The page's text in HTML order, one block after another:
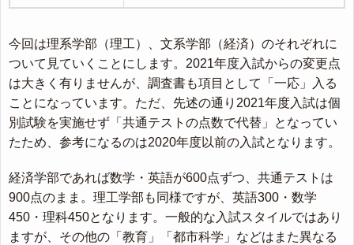
今回は理系学部（理工）、文系学部（経済）のそれぞれに
ついて見ていくことにします。2021年度入試からの変更点
は大きく有りませんが、調査書も項目として「一応」入る
ことになっています。ただ、先述の通り2021年度入試は個
別試験を実施せず「共通テストの点数で代替」となってい
たため、参考になるのは2020年度以前の入試となります。
経済学部であれば数学・英語が600点ずつ、共通テストは
900点のまま。理工学部も同様ですが、英語300・数学
450・理科450となります。一般的な入試スタイルではあり
ますが、その他の「教育」「都市科学」などはまた異なる